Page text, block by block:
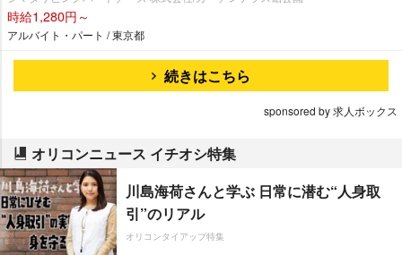
時給1,280円～
アルバイト・パート / 東京都
続きはこちら
sponsored by 求人ボックス
オリコンニュース イチオシ特集
川島海荷さんと学ぶ 日常に潜む“人身取
引”のリアル
オリコンタイアップ特集